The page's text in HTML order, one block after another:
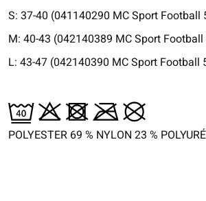
S: 37-40 (041140290 MC Sport Football
M: 40-43 (042140389 MC Sport
L: 43-47 (042140390 MC Sport Football
POLYESTER 69 % NYLON 23 %